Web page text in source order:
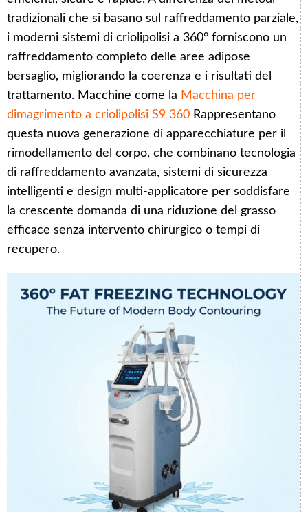
tradizionali che si basano sul raffreddamento parziale,
i moderni sistemi di criolipolisi a 360° forniscono un
raffreddamento completo delle aree adipose
bersaglio, migliorando la coerenza e i risultati del
trattamento. Macchine come la Macchina per
dimagrimento a criolipolisi S9 360 Rappresentano
questa nuova generazione di apparecchiature per il
rimodellamento del corpo, che combinano tecnologia
di raffreddamento avanzata, sistemi di sicurezza
intelligenti e design multi-applicatore per soddisfare
la crescente domanda di una riduzione del grasso
efficace senza intervento chirurgico o tempi di
recupero.